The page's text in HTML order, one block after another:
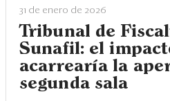
31 de enero de 2026
Tribunal de
Sunafil: el
acarrearía la
segunda sala